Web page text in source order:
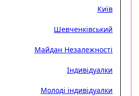
Київ
Шевченківський
Майдан Незалежності
Індивідуалки
Молоді індивідуалки